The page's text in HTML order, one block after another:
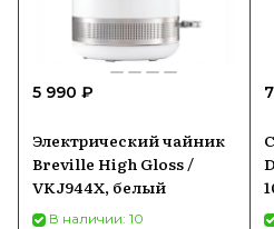
5 990 ₽
Электрический чайник
Breville High Gloss /
VKJ944X, белый
В наличии: 10